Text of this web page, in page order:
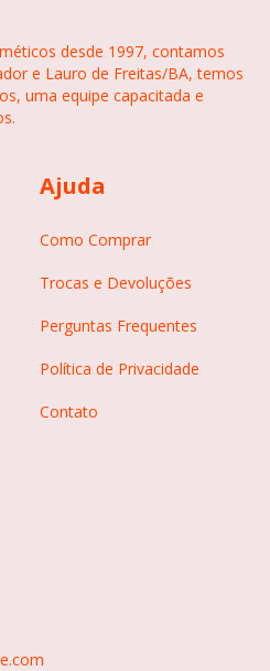
desde 1997, contamos
e Lauro de Freitas/BA, temos
uma equipe capacitada e
Ajuda
Como Comprar
Trocas e Devoluções
Perguntas Frequentes
Política de Privacidade
Contato